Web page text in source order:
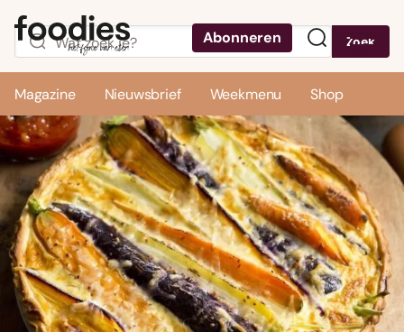
Abonneren Zoek
Magazine Nieuwsbrief Weekmenu Shop